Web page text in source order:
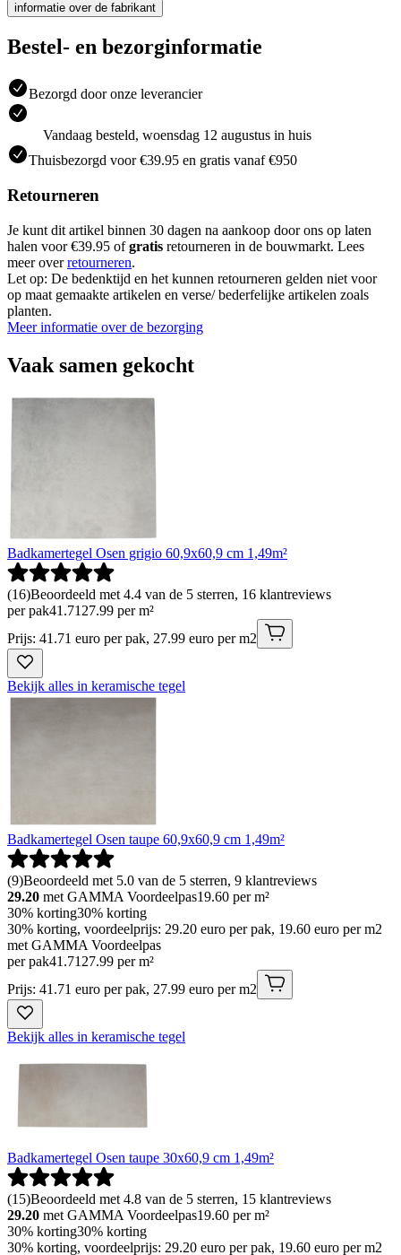
informatie over de fabrikant
Bestel- en bezorginformatie
Bezorgd door onze leverancier
Vandaag besteld, woensdag 12 augustus in huis
Thuisbezorgd voor €39.95 en gratis vanaf €950
Retourneren
Je kunt dit artikel binnen 30 dagen na aankoop door ons op laten
halen voor €39.95 ofgratis retourneren in de bouwmarkt. Lees
meer overretourneren.
Let op: De bedenktijd en het kunnen retourneren gelden niet voor
op maat gemaakte artikelen en verse/ bederfelijke artikelen zoals
planten.
Meer informatie over de bezorging
Vaak samen gekocht
Badkamertegel Osen grigio 60,9x60,9 cm 1,49m²
(16)Beoordeeld met 4.4 van de 5 sterren, 16 klantreviews
per pak41.7127.99 per m²
Prijs: 41.71 euro per pak, 27.99 euro per m2
Bekijk alles in keramische tegel
Badkamertegel Osen taupe 60,9x60,9 cm 1,49m²
(9)Beoordeeld met 5.0 van de 5 sterren, 9 klantreviews
29.20 met GAMMA Voordeelpas19.60 per m²
30% korting30% korting
30% korting, voordeelprijs: 29.20 euro per pak, 19.60 euro per m2
met GAMMA Voordeelpas
per pak41.7127.99 per m²
Prijs: 41.71 euro per pak, 27.99 euro per m2
Bekijk alles in keramische tegel
Badkamertegel Osen taupe 30x60,9 cm 1,49m²
(15)Beoordeeld met 4.8 van de 5 sterren, 15 klantreviews
29.20 met GAMMA Voordeelpas19.60 per m²
30% korting30% korting
30% korting, voordeelprijs: 29.20 euro per pak, 19.60 euro per m2